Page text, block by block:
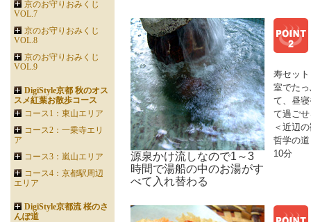
源泉かけ流しなので1～3
時間で湯船の中のお湯がす
べて入れ替わる
寿セッ
室でた
て、昼
て過ご
＜近辺
哲学の
10分
京のお守りおみくじ
VOL.7
京のお守りおみくじ
VOL.8
京のお守りおみくじ
VOL.9
DigiStyle京都 秋のオス
スメ紅葉お散歩コース
コース1：東山エリア
コース2：一乗寺エリ
ア
コース3：嵐山エリア
コース4：京都駅周辺
エリア
DigiStyle京都流 桜のさ
んぽ道